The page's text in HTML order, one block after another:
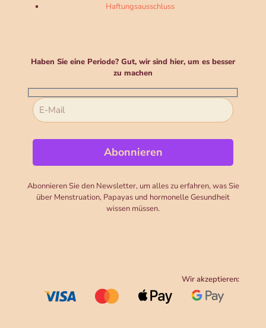
Haftungsausschluss
Haben Sie eine Periode? Gut, wir sind hier, um es besser
zu machen
Abonnieren Sie den Newsletter, um alles zu erfahren, was Sie
über Menstruation, Papayas und hormonelle Gesundheit
wissen müssen.
Wir akzeptieren: